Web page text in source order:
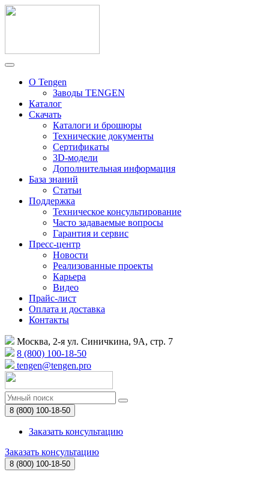
О Tengen
Заводы TENGEN
Каталог
Скачать
Каталоги и брошюры
Технические документы
Сертификаты
3D-модели
Дополнительная информация
База знаний
Статьи
Поддержка
Техническое консультирование
Часто задаваемые вопросы
Гарантия и сервис
Пресс-центр
Новости
Реализованные проекты
Карьера
Видео
Прайс-лист
Оплата и доставка
Контакты
Москва, 2-я ул. Синичкина, 9А, стр. 7
8 (800) 100-18-50
tengen@tengen.pro
8 (800) 100-18-50
Заказать консультацию
Заказать консультацию
8 (800) 100-18-50